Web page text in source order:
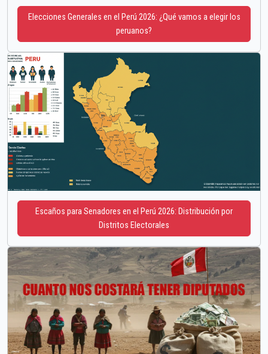
Elecciones Generales en el Perú 2026: ¿Qué vamos a elegir los
peruanos?
Escaños para Senadores en el Perú 2026: Distribución por
Distritos Electorales